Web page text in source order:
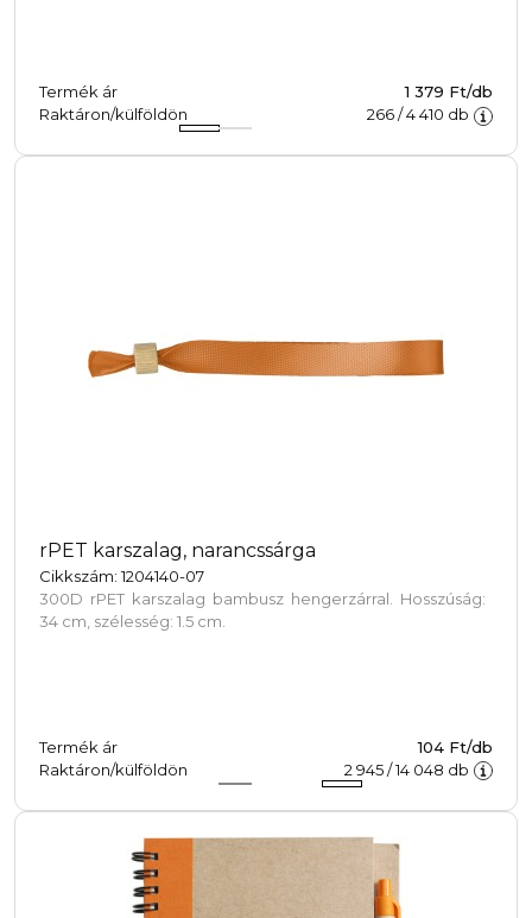
Termék ár
1 379 Ft/db
Raktáron/külföldön
266/4 410 db
rPET karszalag, narancssárga
Cikkszám: 1204140-07
300D rPET karszalag bambusz hengerzárral. Hosszúság:
34 cm, szélesség: 1.5 cm.
Termék ár
104 Ft/db
Raktáron/külföldön
2 945/14 048 db